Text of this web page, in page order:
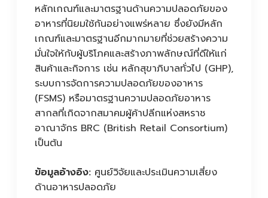
หลักเกณฑ์และมาตรฐานด้านความปลอดภัยของ
อาหารที่นิยมใช้กันอย่างแพร่หลาย ซึ่งยังมีหลัก
เกณฑ์และมาตรฐานอีกมากมายที่ช่วยสร้างความ
มั่นใจให้กับผู้บริโภคและสร้างภาพลักษณ์ที่ดีให้แก่
สินค้าและกิจการ เช่น หลักสุขาภิบาลทั่วไป (GHP),
ระบบการจัดการความปลอดภัยของอาหาร
(FSMS) หรือมาตรฐานความปลอดภัยอาหาร
สากลที่เกิดจากสมาคมผู้ค้าปลีกแห่งสหราช
อาณาจักร BRC (British Retail Consortium)
เป็นต้น
ข้อมูลอ้างอิง: ศูนย์วิจัยและประเมินความเสี่ยง
ด้านอาหารปลอดภัย